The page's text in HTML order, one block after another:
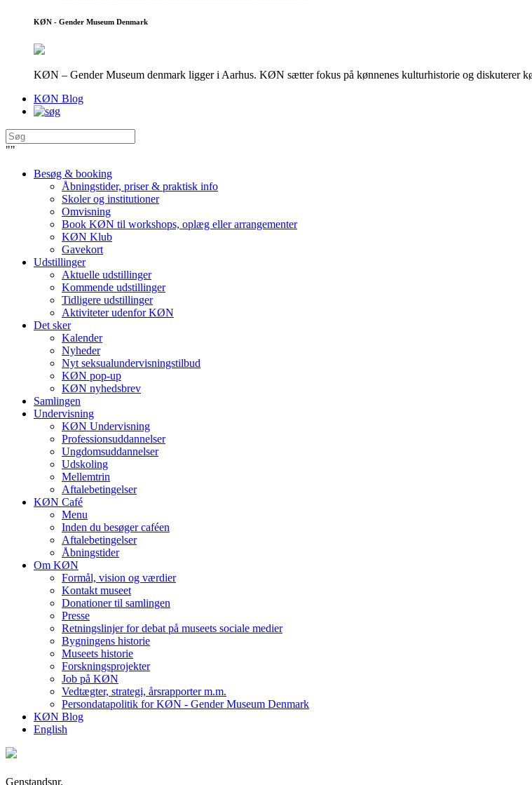
KØN - Gender Museum Denmark
KØN – Gender Museum denmark ligger i Aarhus. KØN sætter fokus på kønnenes kulturhistorie og diskuterer
KØN Blog
""
Besøg & booking
Åbningstider, priser & praktisk info
Skoler og institutioner
Omvisning
Book KØN til workshops, oplæg eller arrangementer
KØN Klub
Gavekort
Udstillinger
Aktuelle udstillinger
Kommende udstillinger
Tidligere udstillinger
Aktiviteter udenfor KØN
Det sker
Kalender
Nyheder
Nyt seksualundervisningstilbud
KØN pop-up
KØN nyhedsbrev
Samlingen
Undervisning
KØN Undervisning
Professionsuddannelser
Ungdomsuddannelser
Udskoling
Mellemtrin
Aftalebetingelser
KØN Café
Menu
Inden du besøger caféen
Aftalebetingelser
Åbningstider
Om KØN
Formål, vision og værdier
Kontakt museet
Donationer til samlingen
Presse
Retningslinjer for debat på museets sociale medier
Bygningens historie
Museets historie
Forskningsprojekter
Job på KØN
Vedtægter, strategi, årsrapporter m.m.
Persondatapolitik for KØN - Gender Museum Denmark
KØN Blog
English
Genstandsnr.